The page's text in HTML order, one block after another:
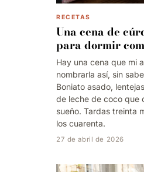
RECETAS
Una cena de
para dormir
Hay una cena que mi
nombrarla así, sin
Boniato asado,
de leche de coco que
sueño. Tardas treinta
los cuarenta.
27 de abril de 2026